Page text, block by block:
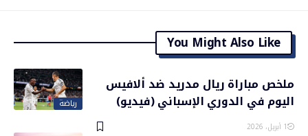
You Might Also Like
رياضة
ملخص مباراة ريال مدريد ضد ألافيس
اليوم في الدوري الإسباني (فيديو)
1 أبريل، 2026